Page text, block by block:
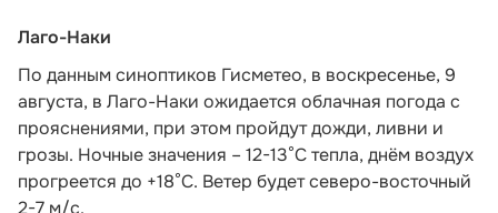
Лаго-Наки
По данным синоптиков Гисметео, в воскресенье, 9
августа, в Лаго-Наки ожидается облачная погода с
прояснениями, при этом пройдут дожди, ливни и
грозы. Ночные значения – 12-13°С тепла, днём воздух
прогреется до +18°С. Ветер будет северо-восточный
2-7 м/с.